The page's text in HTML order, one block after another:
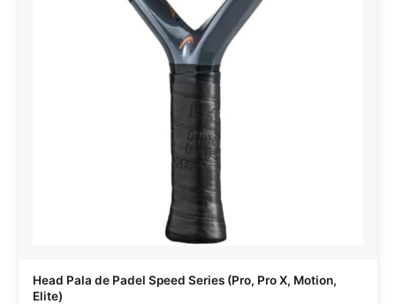
Head Pala de Padel Speed Series (Pro, Pro X, Motion,
Elite)